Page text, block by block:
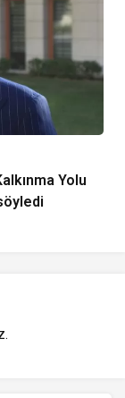
Yolu
.